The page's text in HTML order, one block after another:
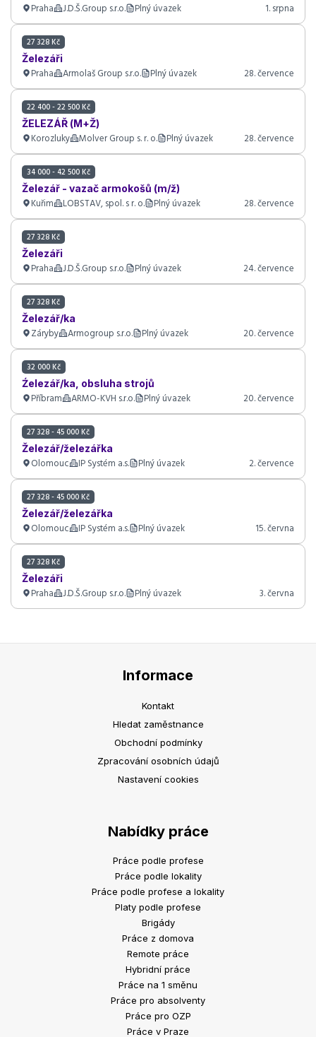
Praha J.D.Š.Group s.r.o. Plný úvazek 1. srpna
27 328 Kč
Železáři
Praha Armolaš Group s.r.o. Plný úvazek 28. července
22 400 - 22 500 Kč
ŽELEZÁŘ (M+Ž)
Korozluky Molver Group s. r. o. Plný úvazek 28. července
34 000 - 42 500 Kč
Železář - vazač armokošů (m/ž)
Kuřim LOBSTAV, spol. s r. o. Plný úvazek 28. července
27 328 Kč
Železáři
Praha J.D.Š.Group s.r.o. Plný úvazek 24. července
27 328 Kč
Železář/ka
Záryby Armogroup s.r.o. Plný úvazek 20. července
32 000 Kč
Źelezář/ka, obsluha strojů
Příbram ARMO-KVH s.r.o. Plný úvazek 20. července
27 328 - 45 000 Kč
Železář/železářka
Olomouc IP Systém a.s. Plný úvazek 2. července
27 328 - 45 000 Kč
Železář/železářka
Olomouc IP Systém a.s. Plný úvazek 15. června
27 328 Kč
Železáři
Praha J.D.Š.Group s.r.o. Plný úvazek 3. června
Informace
Kontakt
Hledat zaměstnance
Obchodní podmínky
Zpracování osobních údajů
Nastavení cookies
Nabídky práce
Práce podle profese
Práce podle lokality
Práce podle profese a lokality
Platy podle profese
Brigády
Práce z domova
Remote práce
Hybridní práce
Práce na 1 směnu
Práce pro absolventy
Práce pro OZP
Práce v Praze